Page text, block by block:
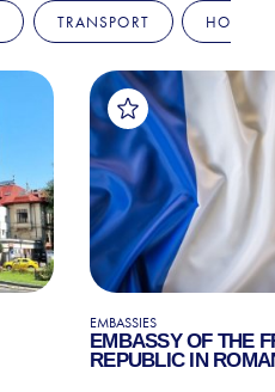
TRANSPORT
EMBASSIES
EMBASSY OF THE
REPUBLIC IN